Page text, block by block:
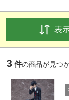
表
3 件の商品が見つ